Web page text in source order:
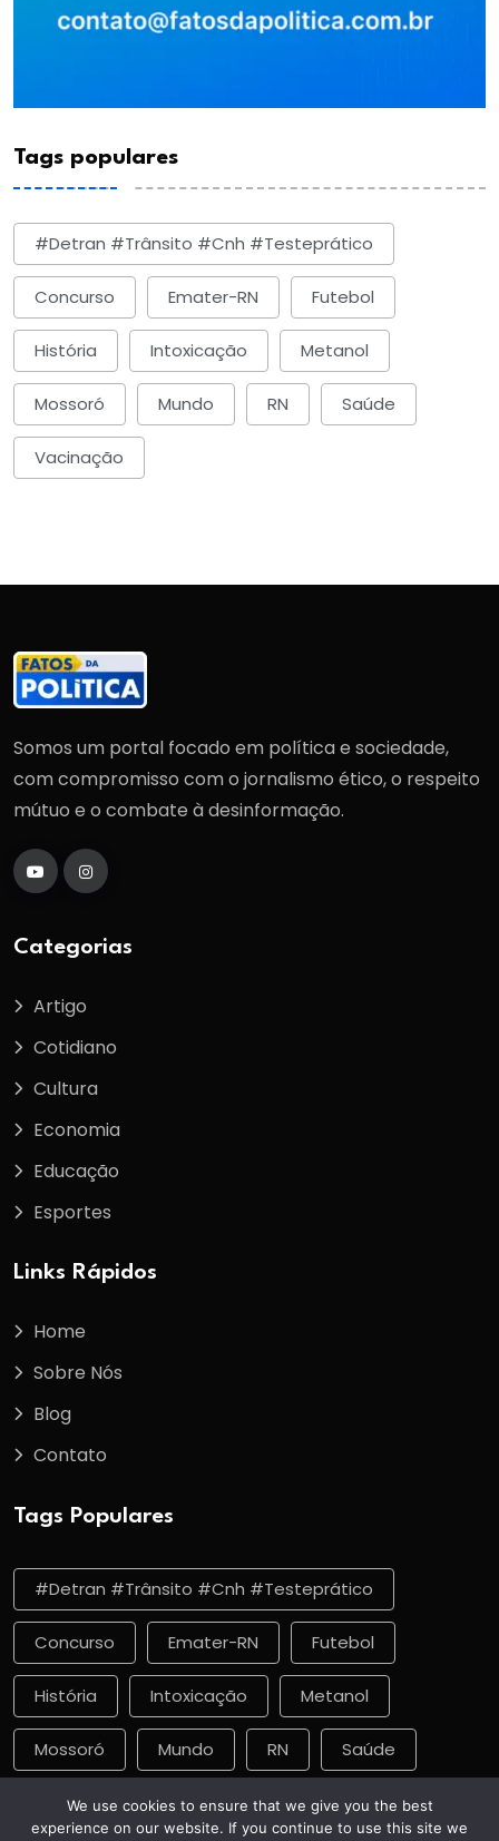
Tags populares
#detran #trânsito #cnh #testeprático
Concurso Emater-RN Futebol
História Intoxicação Metanol
Mossoró Mundo RN Saúde
Vacinação
Somos um portal focado em política e sociedade,
com compromisso com o jornalismo ético, o respeito
mútuo e o combate à desinformação.
Categorias
Artigo
Cotidiano
Cultura
Economia
Educação
Esportes
Links Rápidos
Home
Sobre Nós
Blog
Contato
Tags Populares
#detran #trânsito #cnh #testeprático
Concurso Emater-RN Futebol
História Intoxicação Metanol
Mossoró Mundo RN Saúde
Vacinação
We use cookies to ensure that we give you the best
experience on our website. If you continue to use this site we